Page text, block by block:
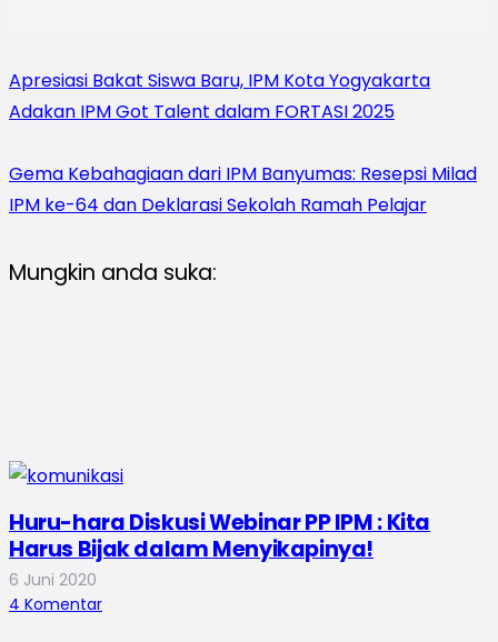
Apresiasi Bakat Siswa Baru, IPM Kota Yogyakarta
Adakan IPM Got Talent dalam FORTASI 2025
Gema Kebahagiaan dari IPM Banyumas: Resepsi Milad
IPM ke-64 dan Deklarasi Sekolah Ramah Pelajar
Mungkin anda suka:
Huru-hara Diskusi Webinar PP IPM : Kita
Harus Bijak dalam Menyikapinya!
6 Juni 2020
4 Komentar